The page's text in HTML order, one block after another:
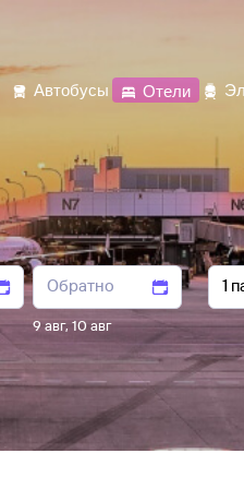
Автобусы Отели
9 авг,10 авг